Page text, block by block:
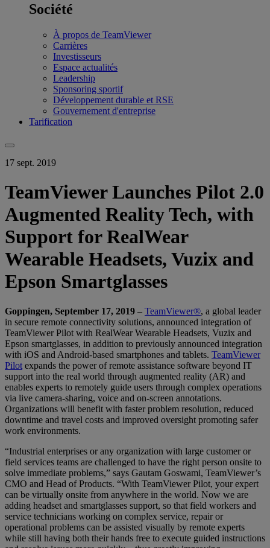
Société
À propos de TeamViewer
Carrières
Investisseurs
Espace actualités
Leadership
Sponsoring sportif
Développement durable et RSE
Gouvernement d'entreprise
Tarification
17 sept. 2019
TeamViewer Launches Pilot 2.0
Augmented Reality Tech, with
Support for RealWear
Wearable Headsets, Vuzix and
Epson Smartglasses
Goppingen, September 17, 2019 – TeamViewer®, a global leader
in secure remote connectivity solutions, announced integration of
TeamViewer Pilot with RealWear Wearable Headsets, Vuzix and
Epson smartglasses, in addition to previously announced integration
with iOS and Android-based smartphones and tablets. TeamViewer
Pilot expands the power of remote assistance software beyond IT
support into the real world through augmented reality (AR) and
enables experts to remotely guide users through complex operations
via live camera-sharing, voice and on-screen annotations.
Organizations will benefit with faster problem resolution, reduced
downtime and travel costs and improved oversight promoting safer
work environments.
“Industrial enterprises or any organization with large customer or
field services teams are challenged to have the right person onsite to
solve immediate problems,” says Gautam Goswami, TeamViewer’s
CMO and Head of Products. “With TeamViewer Pilot, your expert
can be virtually onsite from anywhere in the world. Now we are
adding headset and smartglasses support, so that field workers and
service technicians working on complex service, repair or
operational problems can be assisted visually by remote experts
while still having both their hands free to execute guided instructions